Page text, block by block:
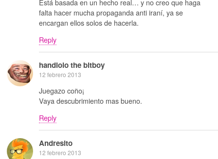
Está basada en un hecho real… y no creo que haga
falta hacer mucha propaganda anti iraní, ya se
encargan ellos solos de hacerla.
Reply
handlolo the bitboy
12 febrero 2013
Juegazo coño¡
Vaya descubrimiento mas bueno.
Reply
Andresito
12 febrero 2013